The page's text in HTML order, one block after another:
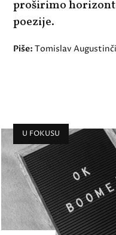
proširimo
poezije.
Piše: Tomislav
U FOKUSU